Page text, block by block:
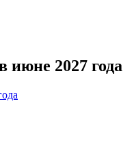
2027 года